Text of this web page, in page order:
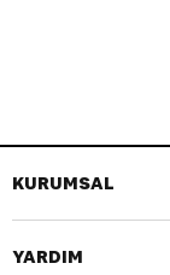
KURUMSAL
YARDIM